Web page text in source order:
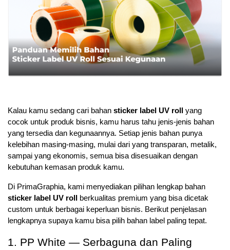
Kalau kamu sedang cari bahan sticker label UV roll
yang
cocok untuk produk bisnis, kamu harus tahu jenis-jenis bahan
yang tersedia dan kegunaannya. Setiap jenis bahan punya
kelebihan masing-masing, mulai dari yang transparan, metalik,
sampai yang ekonomis, semua bisa disesuaikan dengan
kebutuhan kemasan produk kamu.
sticker label UV roll
berkualitas premium yang bisa dicetak
custom untuk berbagai keperluan bisnis. Berikut penjelasan
lengkapnya supaya kamu bisa pilih bahan label paling tepat.
1. PP White — Serbaguna dan Paling